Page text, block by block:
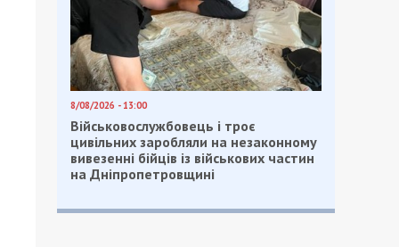
8/08/2026 - 13:00
Військовослужбовець і троє
цивільних заробляли на незаконному
вивезенні бійців із військових частин
на Дніпропетровщині